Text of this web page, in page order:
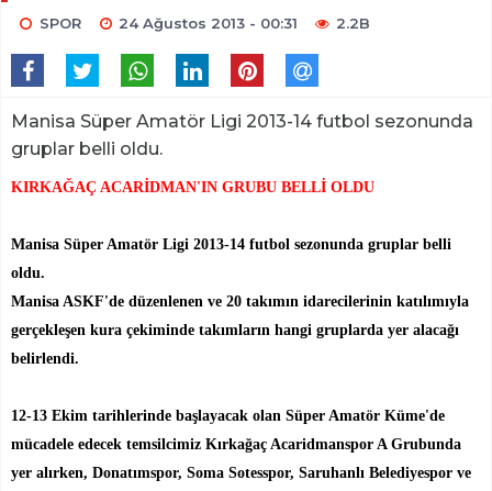
SPOR 24 Ağustos 2013 - 00:31 2.2B
Manisa Süper Amatör Ligi 2013-14 futbol sezonunda
gruplar belli oldu.
KIRKAĞAÇ ACARİDMAN'IN GRUBU BELLİ OLDU
Manisa Süper Amatör Ligi 2013-14 futbol sezonunda gruplar belli
oldu.
Manisa ASKF'de düzenlenen ve 20 takımın idarecilerinin katılımıyla
gerçekleşen kura çekiminde takımların hangi gruplarda yer alacağı
belirlendi.
12-13 Ekim tarihlerinde başlayacak olan Süper Amatör Küme'de
mücadele edecek temsilcimiz Kırkağaç Acaridmanspor A Grubunda
yer alırken, Donatımspor, Soma Sotesspor, Saruhanlı Belediyespor ve